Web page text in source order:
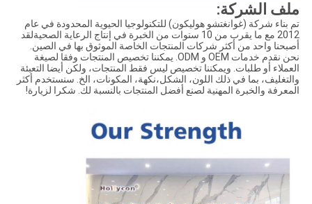
ملف الشركة:
تم بناء شركة (غوانغتشو هوليكون) للتكنولوجيا الحيوية المحدودة في عام
2012 مع ما يقرب من 10 سنوات من الخبرة في إنتاج الرعاية الصحيةلقد
أصبحنا واحد من أكثر شركات المنتجات الخاصة الموثوق بها في الصين.
نحن نقدم خدمات OEM و ODM. يمكننا تخصيص المنتجات وفقا لصيغة
العملاء أو طلبات. ويمكننا تخصيص ليس فقط المنتجات، ولكن أيضا التعبئة
والتغليف، بما في ذلك اللون، الشكل،نكهة، المكونات، الخ. سنستخدم أكثر
المعرفة والخبرة المهنية لصنع أفضل المنتجات بالنسبة لك. شكرا لزيارة!